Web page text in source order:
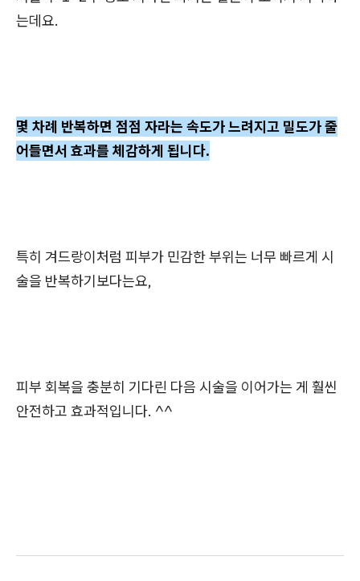
는데요.
몇 차례 반복하면 점점 자라는 속도가 느려지고 밀도가 줄
어들면서 효과를 체감하게 됩니다.
특히 겨드랑이처럼 피부가 민감한 부위는 너무 빠르게 시
술을 반복하기보다는요,
피부 회복을 충분히 기다린 다음 시술을 이어가는 게 훨씬
안전하고 효과적입니다. ^^